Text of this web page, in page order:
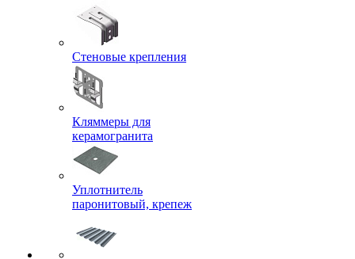
Стеновые крепления
Кляммеры для
керамогранита
Уплотнитель
паронитовый, крепеж